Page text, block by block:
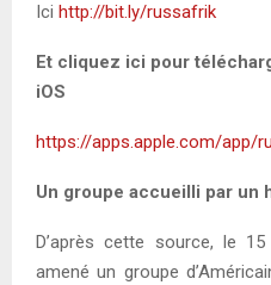
Ici http://bit.ly/russafrik
Et cliquez ici pour
iOS
https://apps.apple.com/app/
Un groupe accueilli par un
D’après cette source, le
amené un groupe